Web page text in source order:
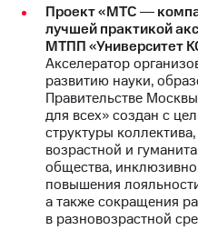
Личный
кабинет
акционера
Акционерный
капитал
Контроль
и
аудит
Рынок
акций
Описание
Программа
Проект «МТС ―
лучшей практикой
МТПП «Университет
Акселератор
развитию науки,
Правительстве
для всех» создан с
структуры
возрастной и
общества,
повышения
а также сокращения
в разновозрастной